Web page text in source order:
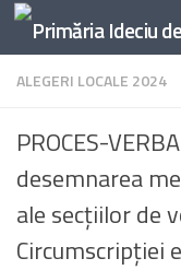
Skip to content
ALEGERI LOCALE 2024
PROCES-
desemnarea
ale secțiilor de
Circumscripției